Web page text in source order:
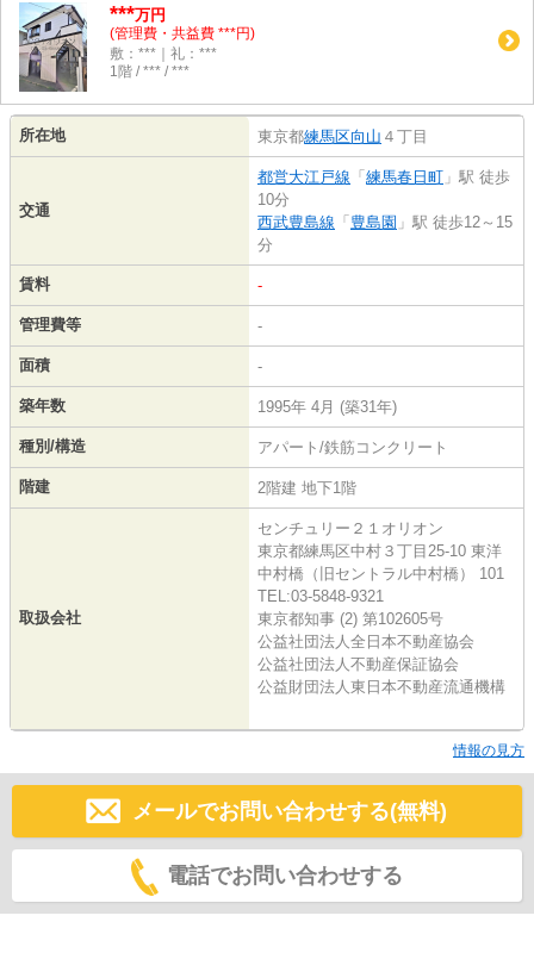
***万円
(管理費・共益費 ***円)
敷：***｜礼：***
1階 / *** / ***
所在地 東京都練馬区向山 ４丁目
交通
都営大江戸線 「 練馬春日町 」駅 徒歩
10分
西武豊島線 「 豊島園 」駅 徒歩12～15
分
賃料 -
管理費等 -
面積 -
築年数 1995年 4月 (築31年)
種別/構造 アパート/鉄筋コンクリート
階建 2階建 地下1階
取扱会社
センチュリー２１オリオン
東京都練馬区中村３丁目25-10 東洋
中村橋（旧セントラル中村橋） 101
TEL:03-5848-9321
東京都知事 (2) 第102605号
公益社団法人全日本不動産協会
公益社団法人不動産保証協会
公益財団法人東日本不動産流通機構
情報の見方
メールでお問い合わせする(無料)
電話でお問い合わせする